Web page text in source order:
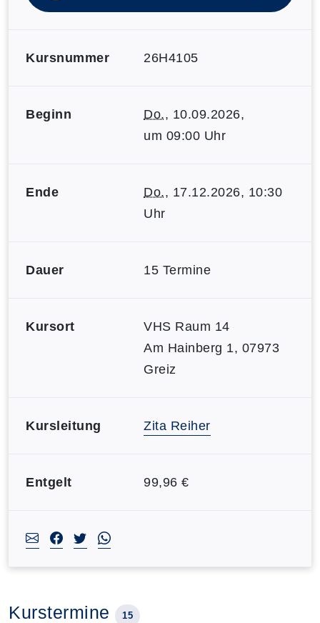
Kursnummer 26H4105
Beginn Do., 10.09.2026,
um 09:00 Uhr
Ende Do., 17.12.2026, 10:30
Uhr
Dauer 15 Termine
Kursort
VHS Raum 14
Am Hainberg 1, 07973
Greiz
Kursleitung Zita Reiher
Entgelt 99,96 €
Kurstermine 15